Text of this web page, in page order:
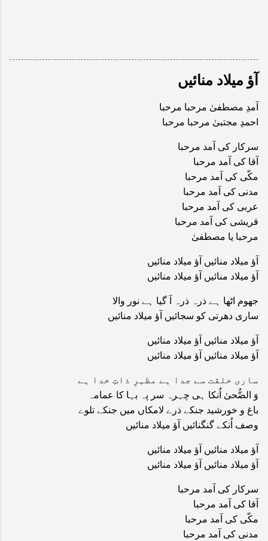
آؤ میلاد منائیں
آمدِ مصطفیٰ مرحبا مرحبا
احمدِ مجتبیٰ مرحبا مرحبا
سرکار کی آمد مرحبا
آقا کی آمد مرحبا
مکّی کی آمد مرحبا
مدنی کی آمد مرحبا
عربی کی آمد مرحبا
قریشی کی آمد مرحبا
مرحبا یا مصطفیٰ
آؤ میلاد منائیں آؤ میلاد منائیں
آؤ میلاد منائیں آؤ میلاد منائیں
جھوم اٹھا ہے ذرہ ذرہ آ گیا ہے نور والا
ساری دھرتی کو سجائیں آؤ میلاد منائیں
آؤ میلاد منائیں آؤ میلاد منائیں
آؤ میلاد منائیں آؤ میلاد منائیں
ساری خلقت سے جدا ہے مظہرِ ذاتِ خدا ہے
وَ الضُّحیٰ اُنکا ہی چہرہ سر پہ بہا کا عمامہ
باغ و خورشید جنکے ذرے لامکاں میں جنکے تلوے
وصف اُنکے گنگنائیں آؤ میلاد منائیں
آؤ میلاد منائیں آؤ میلاد منائیں
آؤ میلاد منائیں آؤ میلاد منائیں
سرکار کی آمد مرحبا
آقا کی آمد مرحبا
مکّی کی آمد مرحبا
مدنی کی آمد مرحبا